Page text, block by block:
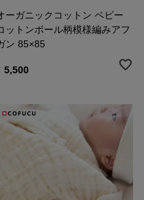
ーガニックコットン ベビー
ットンボール柄模様編みアフ
ン 85×85
5,500